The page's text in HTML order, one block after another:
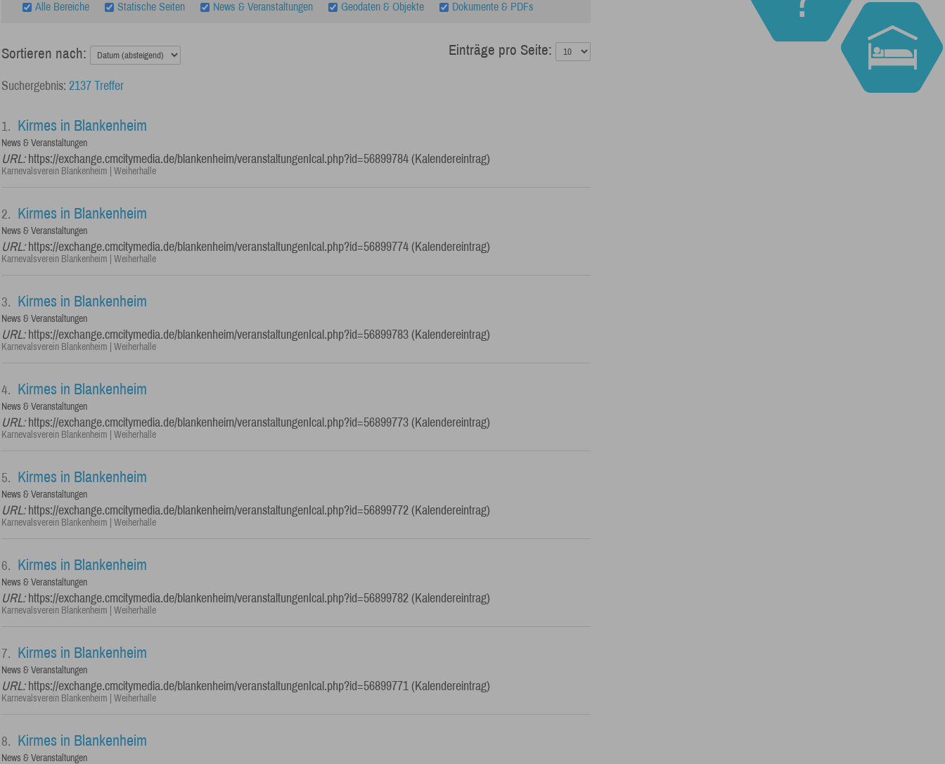
Alle Bereiche Statische Seiten News & Veranstaltungen Geodaten & Objekte Dokumente & PDFs
Sortieren nach:
2137 Treffer
Einträge pro Seite:
1. Kirmes in Blankenheim
News & Veranstaltungen
URL:https://exchange.cmcitymedia.de/blankenheim/veranstaltungenIcal.php?id=56899784 (Kalendereintrag)
Karnevalsverein Blankenheim | Weiherhalle
2. Kirmes in Blankenheim
News & Veranstaltungen
URL:https://exchange.cmcitymedia.de/blankenheim/veranstaltungenIcal.php?id=56899774 (Kalendereintrag)
Karnevalsverein Blankenheim | Weiherhalle
3. Kirmes in Blankenheim
News & Veranstaltungen
URL:https://exchange.cmcitymedia.de/blankenheim/veranstaltungenIcal.php?id=56899783 (Kalendereintrag)
Karnevalsverein Blankenheim | Weiherhalle
4. Kirmes in Blankenheim
News & Veranstaltungen
URL:https://exchange.cmcitymedia.de/blankenheim/veranstaltungenIcal.php?id=56899773 (Kalendereintrag)
Karnevalsverein Blankenheim | Weiherhalle
5. Kirmes in Blankenheim
News & Veranstaltungen
URL:https://exchange.cmcitymedia.de/blankenheim/veranstaltungenIcal.php?id=56899772 (Kalendereintrag)
Karnevalsverein Blankenheim | Weiherhalle
6. Kirmes in Blankenheim
News & Veranstaltungen
URL:https://exchange.cmcitymedia.de/blankenheim/veranstaltungenIcal.php?id=56899782 (Kalendereintrag)
Karnevalsverein Blankenheim | Weiherhalle
7. Kirmes in Blankenheim
News & Veranstaltungen
URL:https://exchange.cmcitymedia.de/blankenheim/veranstaltungenIcal.php?id=56899771 (Kalendereintrag)
Karnevalsverein Blankenheim | Weiherhalle
8. Kirmes in Blankenheim
News & Veranstaltungen